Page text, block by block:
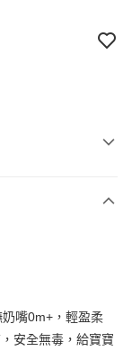
奶嘴0m+，輕盈柔
安全無毒，給寶寶